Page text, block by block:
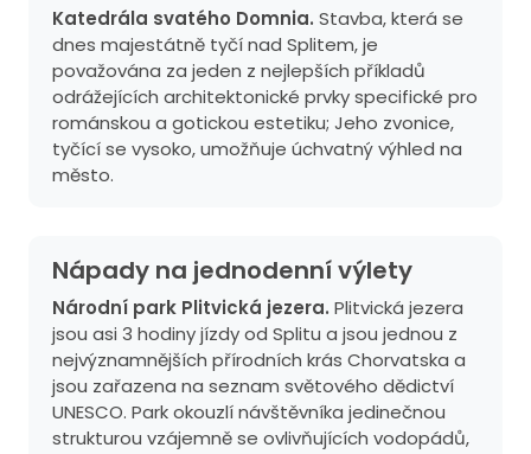
Katedrála svatého Domnia. Stavba, která se
dnes majestátně tyčí nad Splitem, je
považována za jeden z nejlepších příkladů
odrážejících architektonické prvky specifické pro
románskou a gotickou estetiku; Jeho zvonice,
tyčící se vysoko, umožňuje úchvatný výhled na
město.
Nápady na jednodenní výlety
Národní park Plitvická jezera. Plitvická jezera
jsou asi 3 hodiny jízdy od Splitu a jsou jednou z
nejvýznamnějších přírodních krás Chorvatska a
jsou zařazena na seznam světového dědictví
UNESCO. Park okouzlí návštěvníka jedinečnou
strukturou vzájemně se ovlivňujících vodopádů,